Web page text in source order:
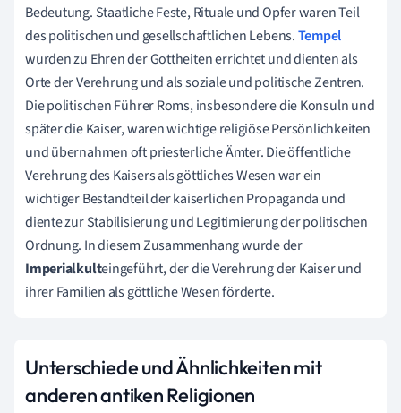
Bedeutung. Staatliche Feste, Rituale und Opfer waren Teil
des politischen und gesellschaftlichen Lebens.Tempel
wurden zu Ehren der Gottheiten errichtet und dienten als
Orte der Verehrung und als soziale und politische Zentren.
Die politischen Führer Roms, insbesondere die Konsuln und
später die Kaiser, waren wichtige religiöse Persönlichkeiten
und übernahmen oft priesterliche Ämter. Die öffentliche
Verehrung des Kaisers als göttliches Wesen war ein
wichtiger Bestandteil der kaiserlichen Propaganda und
diente zur Stabilisierung und Legitimierung der politischen
Ordnung. In diesem Zusammenhang wurde der
Imperialkulteingeführt, der die Verehrung der Kaiser und
ihrer Familien als göttliche Wesen förderte.
Unterschiede und Ähnlichkeiten mit
anderen antiken Religionen